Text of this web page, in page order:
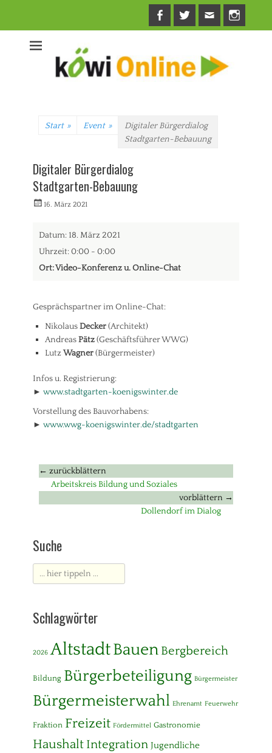
Facebook
Twitter
Mail
Start » Event »
Digitaler Bürgerdialog
Stadtgarten-Bebauung
Digitaler Bürgerdialog
Stadtgarten-Bebauung
Veröffentlicht
16. März 2021
Datum:18. März 2021
Uhrzeit:0:00 - 0:00
Ort:Video-Konferenz u. Online-Chat
Gesprächspartner im Online-Chat:
NikolausDecker(Architekt)
AndreasPätz(Geschäftsführer WWG)
LutzWagner(Bürgermeister)
Infos u. Registrierung:
► www.stadtgarten-koenigswinter.de
Vorstellung des Bauvorhabens:
► www.wwg-koenigswinter.de/stadtgarten
Beitragsnavigation
← zurückblättern
Vorheriger
Arbeitskreis Bildung und Soziales
vorblättern →
Dollendorf im Dialog
Suche
Suche
nach:
Schlagwörter
2026 AltstadtBauen Bergbereich
Bildung Bürgerbeteiligung Bürgermeister
Bürgermeisterwahl Ehrenamt Feuerwehr
Fraktion Freizeit Fördermittel Gastronomie
Haushalt Integration Jugendliche